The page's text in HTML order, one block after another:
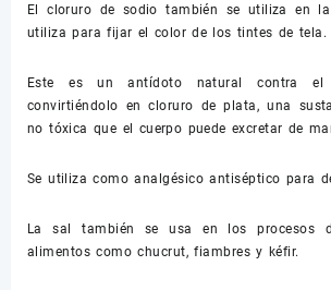
El cloruro de sodio también se utiliza en
utiliza para fijar el color de los tintes de tela.
Este es un antídoto natural contra
convirtiéndolo en cloruro de plata, una
no tóxica que el cuerpo puede excretar de
Se utiliza como analgésico antiséptico para
La sal también se usa en los procesos
alimentos como chucrut, fiambres y kéfir.